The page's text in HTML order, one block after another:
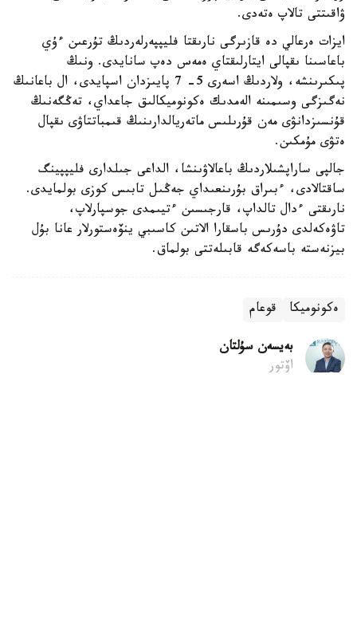
ۋاقىتتى تالاپ ەتەدى.
ايزات ەرعالي دە قازىرگى نارىقتا فليپپەرلەردىڭ تۇرعىن ءۇي
باعاسىنا ىقپالى ايتارلىقتاي ەمەس دەپ سانايدى. ونىڭ
پىكىرىنشە، ولاردىڭ اسەرى 5- 7 پايىزدان اسپايدى، ال باعانىڭ
نەگىزگى وسىمىنە الەمدىك ەكونوميكالىق جاعداي، تەڭگەنىڭ
قۇنسىزدانۋى مەن قۇرىلىس ماتەريالدارىنىڭ قىمباتتاۋى ىقپال
ەتۋى مۇمكىن.
جالپى ساراپشىلاردىڭ باعالاۋىنشا، الداعى جىلدارى فليپپينگ
ساقتالادى، ءبىراق بۇرىنعىداي جەڭىل تابىس كوزى بولمايدى.
نارىقتى ءدال تالداپ، قارجىسىن ءتيىمدى جوسپارلاپ،
تاۋەكەلدى دۇرىس باسقارا الاتىن كاسىبي ينۆەستورلار عانا بۇل
بيزنەستە باسەكەگە قابىلەتتى بولماق.
ەكونوميكا قوعام
بەيسەن سۇلتان
اۆتور